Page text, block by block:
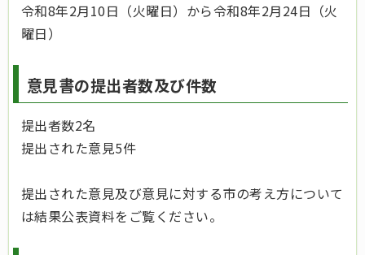
令和8年2月10日（火曜日）から令和8年2月24日（火
曜日）
意見書の提出者数及び件数
提出者数2名
提出された意見5件
提出された意見及び意見に対する市の考え方について
は結果公表資料をご覧ください。